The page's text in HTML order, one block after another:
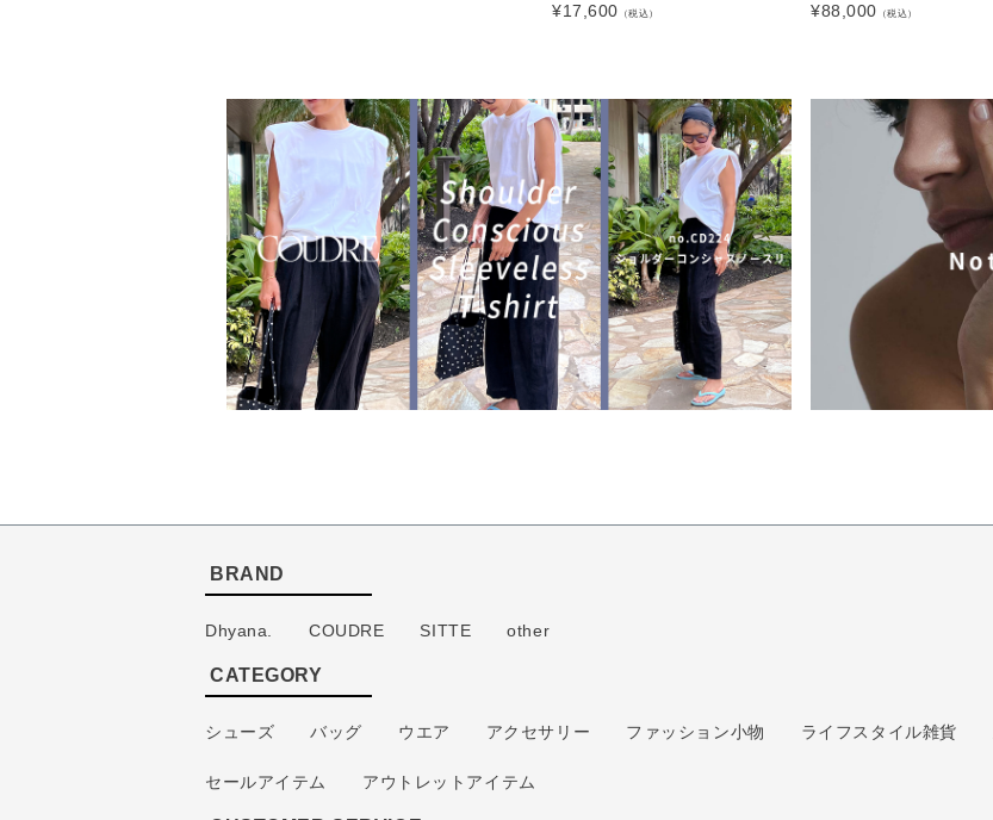
¥17,600 （税込）
¥88,000 （税込）
BRAND
Dhyana. COUDRE SITTE other
CATEGORY
シューズ バッグ ウエア アクセサリー ファッション小物 ライフスタイル雑貨
セールアイテム アウトレットアイテム